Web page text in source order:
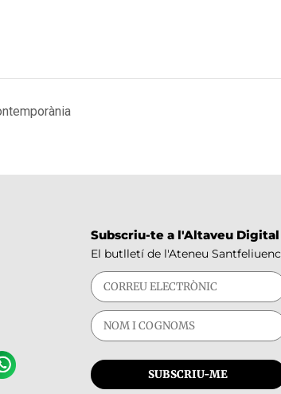
Subscriu-te a l'Altaveu Digital
El butlletí de l'Ateneu Santfeliuenc